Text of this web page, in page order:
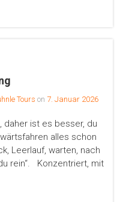
Tours on 7. Januar 2026
daher ist es besser, du
alles schon
Leerlauf, warten, nach
rein“. Konzentriert, mit